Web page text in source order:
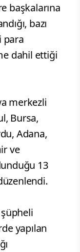
başkalarına
bazı
para
dahil ettiği
merkezli
Bursa,
Adana,
ve
13
yapılan